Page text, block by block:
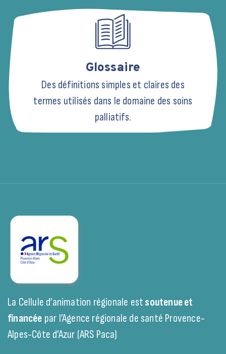
aux évolutions législatives
la fin de vie
juillet 2026, près de 80 professionnels de
se sont réunis au Centre Gérontologique
à l'initiative de la SFAP
LIRE L'ARTICLE
Glossaire
Des définitions simples et claires des
termes utilisés dans le domaine des soins
palliatifs.
La Cellule d’animation régionale estsoutenue et
financée par l’Agence régionale de santé Provence-
Alpes-Côte d’Azur (ARS Paca)